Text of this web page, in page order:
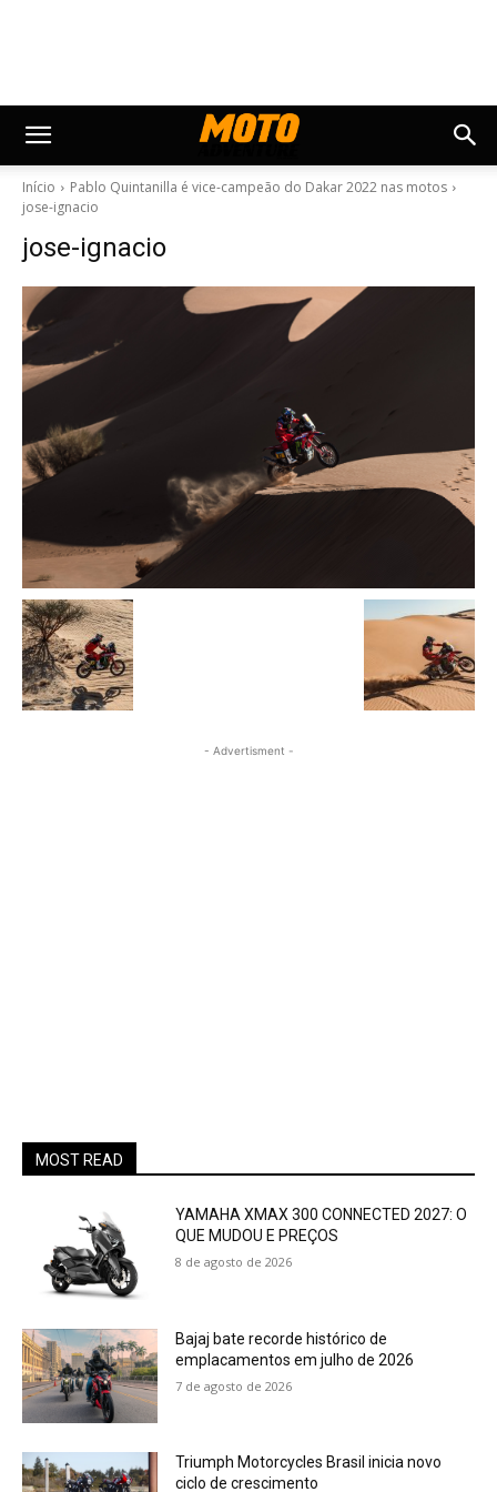
Início
Pablo Quintanilla é vice-campeão do Dakar 2022 nas motos
jose-ignacio
jose-ignacio
- Advertisment -
MOST READ
YAMAHA XMAX 300 CONNECTED 2027: O
QUE MUDOU E PREÇOS
8 de agosto de 2026
Bajaj bate recorde histórico de
emplacamentos em julho de 2026
7 de agosto de 2026
Triumph Motorcycles Brasil inicia novo
ciclo de crescimento